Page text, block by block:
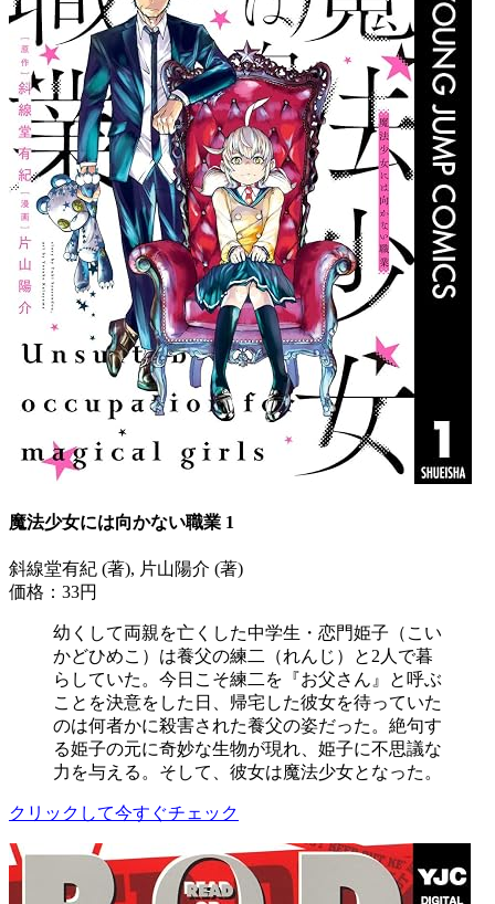
魔法少女には向かない職業 1
斜線堂有紀 (著), 片山陽介 (著)
価格：33円
幼くして両親を亡くした中学生・恋門姫子（こい
かどひめこ）は養父の練二（れんじ）と2人で暮
らしていた。今日こそ練二を『お父さん』と呼ぶ
ことを決意をした日、帰宅した彼女を待っていた
のは何者かに殺害された養父の姿だった。絶句す
る姫子の元に奇妙な生物が現れ、姫子に不思議な
力を与える。そして、彼女は魔法少女となった。
クリックして今すぐチェック